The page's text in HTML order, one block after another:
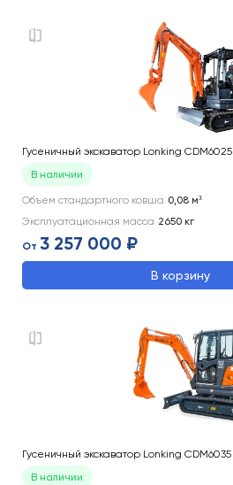
Гусеничный экскаватор Lonking CDM6025
В наличии
Объем стандартного ковша 0,08 м³
Эксплуатационная масса 2650 кг
От 3 257 000 ₽
В корзину
Гусеничный экскаватор Lonking CDM6035
В наличии